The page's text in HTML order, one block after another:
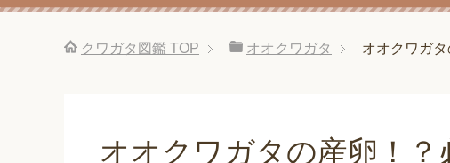
クワガタ図鑑 TOP オオクワガタ オオクワガ
オオクワガタの産卵！？